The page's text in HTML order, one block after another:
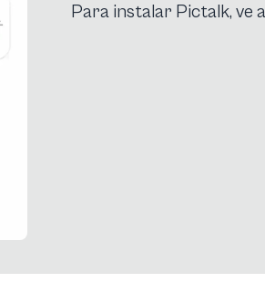
Para instalar Pictalk, ve